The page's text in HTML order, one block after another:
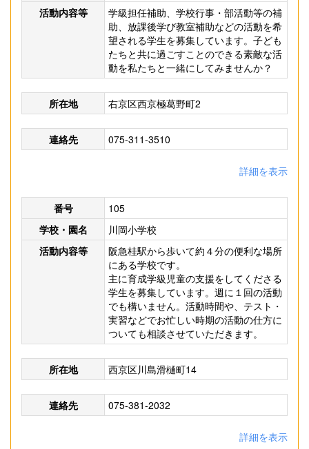
活動内容等
学級担任補助、学校行事・部活動等の補
助、放課後学び教室補助などの活動を希
望される学生を募集しています。子ども
たちと共に過ごすことのできる素敵な活
動を私たちと一緒にしてみませんか？
所在地 右京区西京極葛野町2
連絡先 075-311-3510
詳細を表示
番号
105
学校・園名
川岡小学校
活動内容等
阪急桂駅から歩いて約４分の便利な場所
にある学校です。
主に育成学級児童の支援をしてくださる
学生を募集しています。週に１回の活動
でも構いません。活動時間や、テスト・
実習などでお忙しい時期の活動の仕方に
ついても相談させていただきます。
所在地 西京区川島滑樋町14
連絡先 075-381-2032
詳細を表示